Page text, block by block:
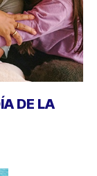
DE LA